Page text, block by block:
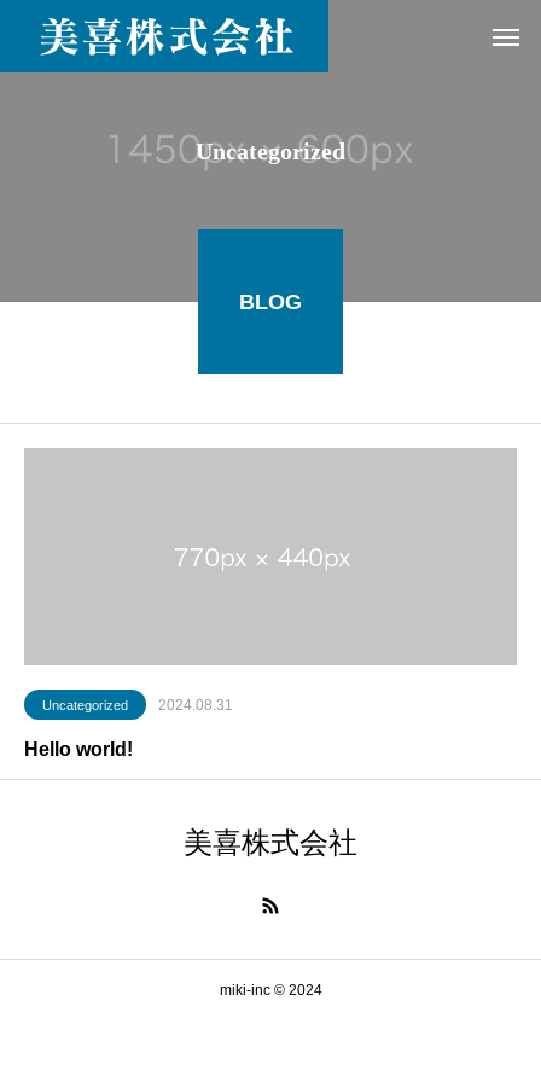
Uncategorized
BLOG
Uncategorized 2024.08.31
Hello world!
美喜株式会社
miki-inc © 2024